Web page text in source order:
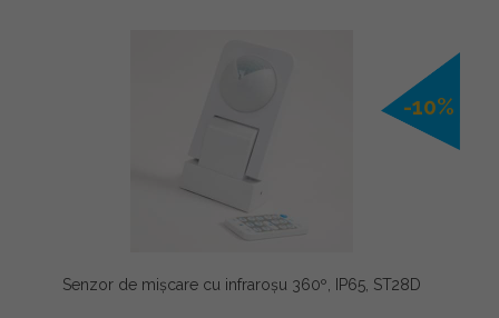
-10%
Senzor de mișcare cu infraroșu 360º, IP65, ST28D